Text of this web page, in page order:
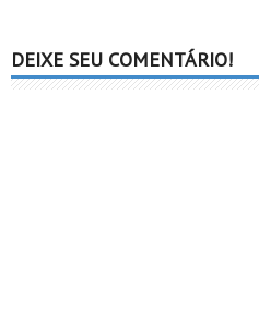
DEIXE SEU COMENTÁRIO!